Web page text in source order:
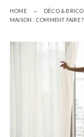
HOME DÉCO & BRICO
MAISON : COMMENT FAIRE ?